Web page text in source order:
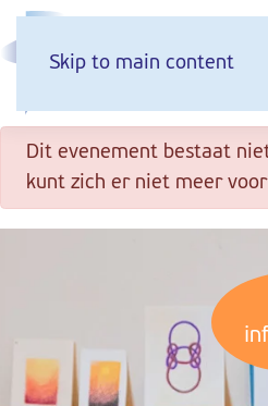
Skip to main content
danger
Dit evenement bestaat
kunt zich er niet meer